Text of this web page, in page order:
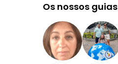
Os nossos guias